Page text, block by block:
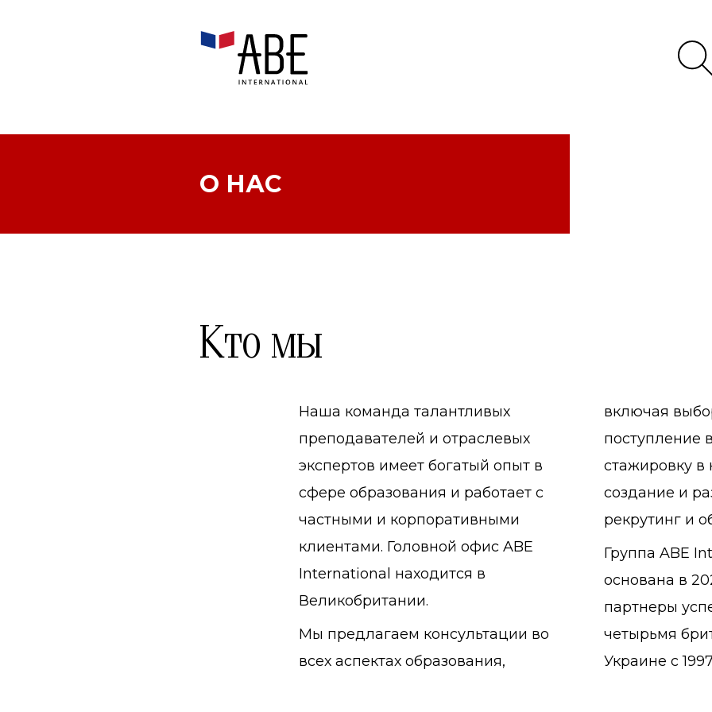
О НАС
Кто мы
Наша команда талантливых
преподавателей и отраслевых
экспертов имеет богатый опыт в
сфере образования и работает с
частными и корпоративными
клиентами. Головной офис ABE
International находится в
Великобритании.
Мы предлагаем консультации во
всех аспектах образования,
включая
поступление
стажировку в
создание и
рекрутинг и
Группа ABE
основана в
партнеры
четырьмя
Украине с